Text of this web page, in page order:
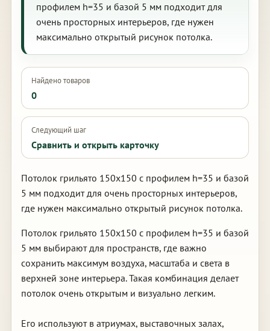
профилем h=35 и базой 5 мм подходит для
очень просторных интерьеров, где нужен
максимально открытый рисунок потолка.
Найдено товаров
0
Следующий шаг
Сравнить и открыть карточку
Потолок грильято 150х150 с профилем h=35 и базой
5 мм подходит для очень просторных интерьеров,
где нужен максимально открытый рисунок потолка.
Потолок грильято 150х150 с профилем h=35 и базой
5 мм выбирают для пространств, где важно
сохранить максимум воздуха, масштаба и света в
верхней зоне интерьера. Такая комбинация делает
потолок очень открытым и визуально легким.
Его используют в атриумах, выставочных залах,